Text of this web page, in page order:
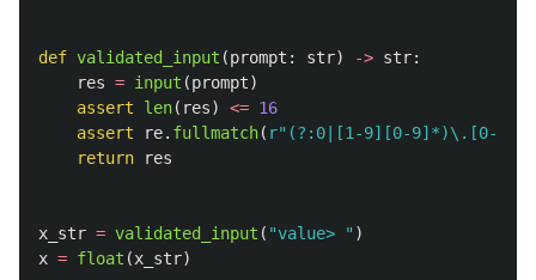
def validated_input (prompt : str) -> str:
res = input (prompt)
assert
len( res) <= 16
assert
re. fullmatch( r" (?:0|[1-9][0-9]*)\.[0-
return
res
x_str = validated_input ( "value> " )
x = float (x_str)